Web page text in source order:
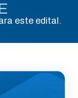
este edital.